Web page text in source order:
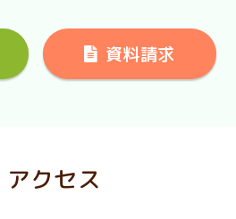
資料請求
アクセス